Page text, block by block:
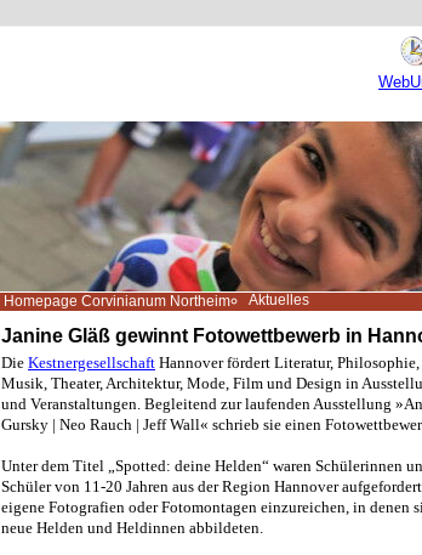
Homepage Corvinianum Northeim Aktuelles
Janine Gläß gewinnt Fotowettbewerb in
Die Kestnergesellschaft Hannover fördert Literatur, Philosophie,
Musik, Theater, Architektur, Mode, Film und Design in
und Veranstaltungen. Begleitend zur laufenden Ausstellung
Gursky | Neo Rauch | Jeff Wall« schrieb sie einen
Unter dem Titel „Spotted: deine Helden“ waren Schülerinnen
Schüler von 11-20 Jahren aus der Region Hannover
eigene Fotografien oder Fotomontagen einzureichen, in denen
neue Helden und Heldinnen abbildeten.